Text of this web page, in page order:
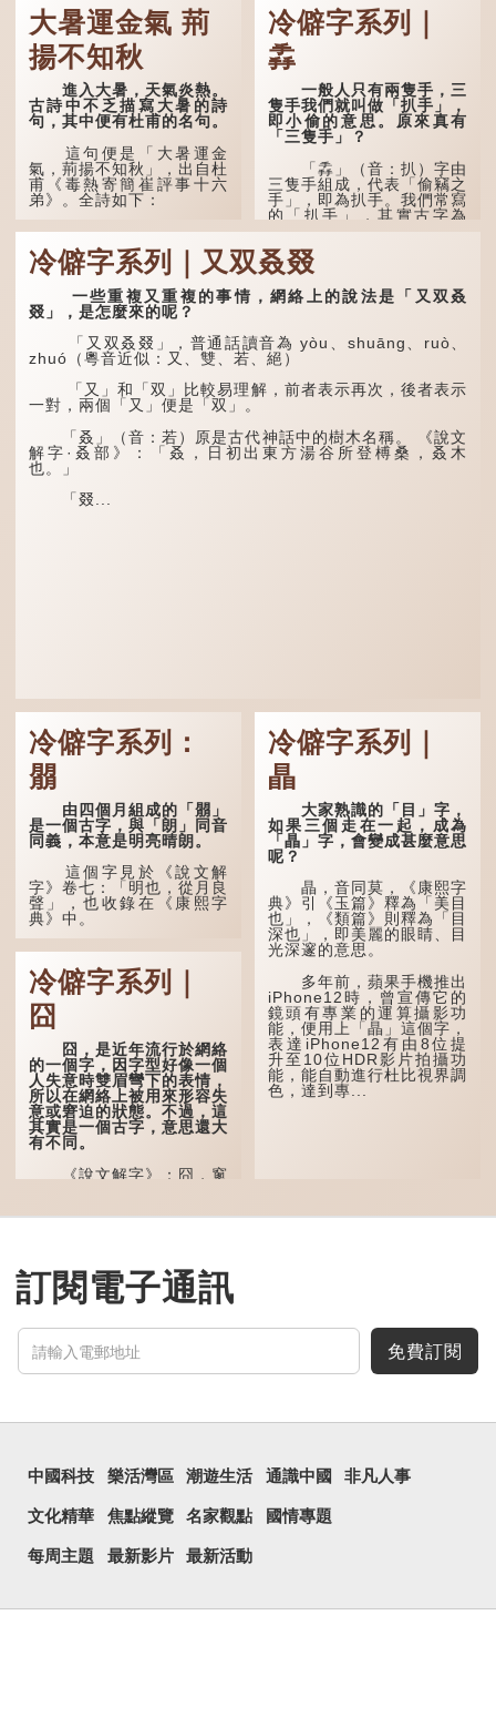
大暑運金氣 荊
揚不知秋
進入大暑，天氣炎熱。
古詩中不乏描寫大暑的詩
句，其中便有杜甫的名句。
這句便是「大暑運金
氣，荊揚不知秋」，出自杜
甫《毒熱寄簡崔評事十六
弟》。全詩如下：
大暑運金氣，荊揚不知
秋。
林下有塌翼，水中無行
五行當中「金」對應秋
季，代表涼爽肅殺之氣。
「運」是「運行」，生動地
描寫大暑的酷熱阻礙金氣流
轉。「大暑運金氣」以誇張
手法描寫炎熱阻滯了季節更
替。
「荊揚」指...
冷僻字系列｜
掱
一般人只有兩隻手，三
隻手我們就叫做「扒手」，
即小偷的意思。原來真有
「三隻手」？
「掱」（音：扒）字由
三隻手組成，代表「偷竊之
手」，即為扒手。我們常寫
的「扒手」，其實古字為
「掱手」。
清·徐珂《清稗類鈔．
盜賊類．掱手》記載：「滬
人呼翦綹賊曰掱手，猶言扒
手也，亦曰癟三碼子。」
其中「翦綹」即剪斷他
人衣帶以竊取錢物，是小偷
的舊稱。而「掱手」也就是
手多多，擅自拿別人東西的
意思了...
冷僻字系列｜又双叒叕
一些重複又重複的事情，網絡上的說法是「又双叒
叕」，是怎麼來的呢？
「又双叒叕」，普通話讀音為 yòu、shuāng、ruò、
zhuó（粵音近似：又、雙、若、絕）
「又」和「双」比較易理解，前者表示再次，後者表示
一對，兩個「又」便是「双」。
「叒」（音：若）原是古代神話中的樹木名稱。 《說文
解字·叒部》：「叒，日初出東方湯谷所登榑桑，叒木
也。」
「叕...
冷僻字系列：
朤
由四個月組成的「朤」
是一個古字，與「朗」同音
同義，本意是明亮晴朗。
這個字見於《說文解
字》卷七：「明也，從月良
聲」，也收錄在《康熙字
典》中。
這個字，用法頗多。
「朤朤乾坤，捨我其
誰。」乾坤是《周易》中的
兩個卦名，這裏指天地、宇
宙等，形容政治清明，天下
太平！
「天空朤朤，任鳥兒高
飛。」也是指天清氣明，鳥
兒可高飛。
「朤朤脆脆」就是形容
辦事爽快乾脆。我們熟...
冷僻字系列｜
囧
囧，是近年流行於網絡
的一個字，因字型好像一個
人失意時雙眉彎下的表情，
所以在網絡上被用來形容失
意或窘迫的狀態。不過，這
其實是一個古字，意思還大
有不同。
《說文解字》：囧，窻
一樣都是「窗」的象形字。
種黍。
這個古字十分少用，直
行表情符號，這個字也被網
民當做表情符號來用。
囧字的「八」像一對委
冷僻字系列｜
瞐
大家熟識的「目」字，
如果三個走在一起，成為
「瞐」字，會變成甚麼意思
呢？
瞐，音同莫，《康熙字
典》引《玉篇》釋為「美目
也」，《類篇》則釋為「目
深也」，即美麗的眼睛、目
光深邃的意思。
多年前，蘋果手機推出
iPhone12時，曾宣傳它的
鏡頭有專業的運算攝影功
能，便用上「瞐」這個字，
表達iPhone12有由8位提
升至10位HDR影片拍攝功
能，能自動進行杜比視界調
色，達到專...
訂閱電子通訊
免費訂閱
中國科技 樂活灣區 潮遊生活 通識中國 非凡人事
文化精華 焦點縱覽 名家觀點 國情專題
每周主題 最新影片 最新活動